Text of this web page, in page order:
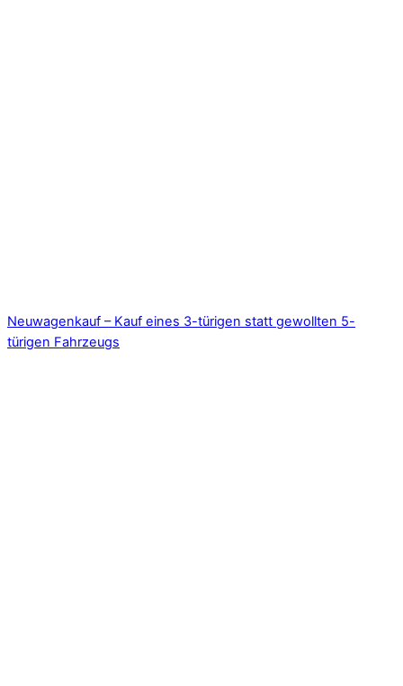
Neuwagenkauf – Kauf eines 3-türigen statt gewollten 5-
türigen Fahrzeugs